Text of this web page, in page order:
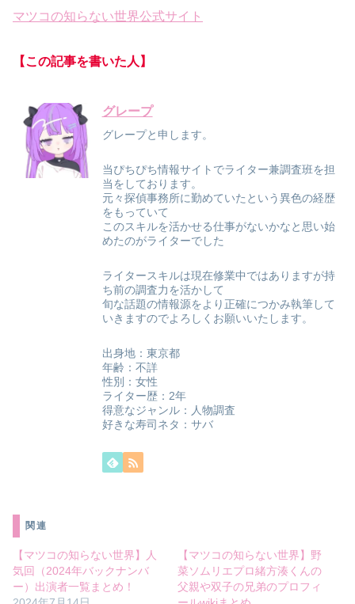
マツコの知らない世界公式サイト
【この記事を書いた人】
グレープ
グレープと申します。
当ぴちぴち情報サイトでライター兼調査班を担
当をしております。
元々探偵事務所に勤めていたという異色の経歴
をもっていて
このスキルを活かせる仕事がないかなと思い始
めたのがライターでした
ライタースキルは現在修業中ではありますが持
ち前の調査力を活かして
旬な話題の情報源をより正確につかみ執筆して
いきますのでよろしくお願いいたします。
出身地：東京都
年齢：不詳
性別：女性
ライター歴：2年
得意なジャンル：人物調査
好きな寿司ネタ：サバ
関連
【マツコの知らない世界】人
気回（2024年バックナンバ
ー）出演者一覧まとめ！
【マツコの知らない世界】野
菜ソムリエプロ緒方湊くんの
父親や双子の兄弟のプロフィ